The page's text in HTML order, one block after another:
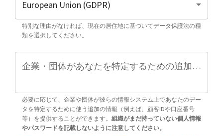
特別な理由がなければ、現在の居住地に基づいてデータ保護法の種
類を選択してください。
企業・団体があなたを特定するための追加情報（任意）
必要に応じて、企業や団体が彼らの情報システム上であなたのデー
タを特定するために使う追加の情報（例えば、顧客IDや口座番号
等）を提供することができます。 組織がまだ持っていない個人情報
やパスワードを記載しないように注意してください。